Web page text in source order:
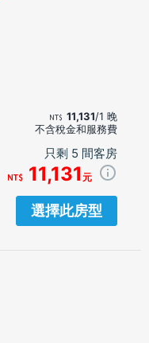
11,131/1 晚
不含稅金和服務費
只剩 5 間客房
11,131 元
選擇此房型